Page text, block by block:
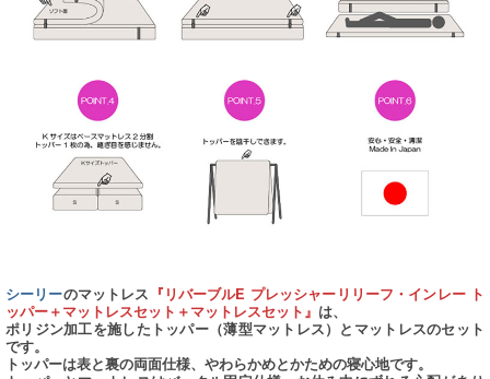
シーリーのマットレス 『リバーブルE プレッシャーリリーフ・インレー ト
ッパー＋マットレスセット＋マットレスセット』 は、
ポリジン加工を施したトッパー（薄型マットレス）とマットレスのセット
です。
トッパーは表と裏の両面仕様、やわらかめとかための寝心地です。